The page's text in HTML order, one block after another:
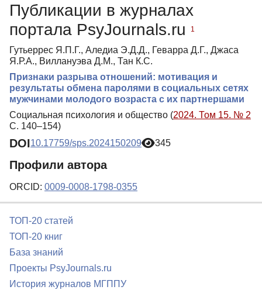
Публикации в журналах
портала PsyJournals.ru
1
Гутьеррес Я.П.Г., Аледиа Э.Д.Д., Геварра Д.Г., Джаса
Я.Р.А., Виллануэва Д.М., Тан К.С.
Признаки разрыва отношений: мотивация и
результаты обмена паролями в социальных сетях
мужчинами молодого возраста с их партнершами
Социальная психология и общество (2024. Том 15. № 2
С. 140–154)
DOI10.17759/sps.2024150209 345
Профили автора
ORCID: 0009-0008-1798-0355
ТОП-20 статей
ТОП-20 книг
База знаний
Проекты PsyJournals.ru
История журналов МГППУ